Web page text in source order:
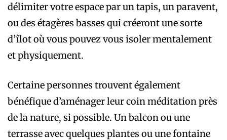
délimiter votre espace par un tapis, un paravent,
ou des étagères basses qui créeront une sorte
d’îlot où vous pouvez vous isoler mentalement
et physiquement.
Certaine personnes trouvent également
bénéfique d’aménager leur coin méditation près
de la nature, si possible. Un balcon ou une
terrasse avec quelques plantes ou une fontaine